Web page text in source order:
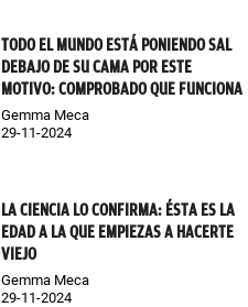
TODO EL MUNDO ESTÁ PONIENDO SAL
DEBAJO DE SU CAMA POR ESTE
MOTIVO: COMPROBADO QUE FUNCIONA
Gemma Meca
29-11-2024
LA CIENCIA LO CONFIRMA: ÉSTA ES LA
EDAD A LA QUE EMPIEZAS A HACERTE
VIEJO
Gemma Meca
29-11-2024